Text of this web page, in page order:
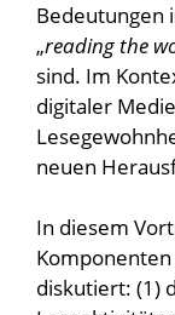
Bedeutungen
„reading the
sind. Im
digitaler
neuen
In diesem
diskutiert: (1)